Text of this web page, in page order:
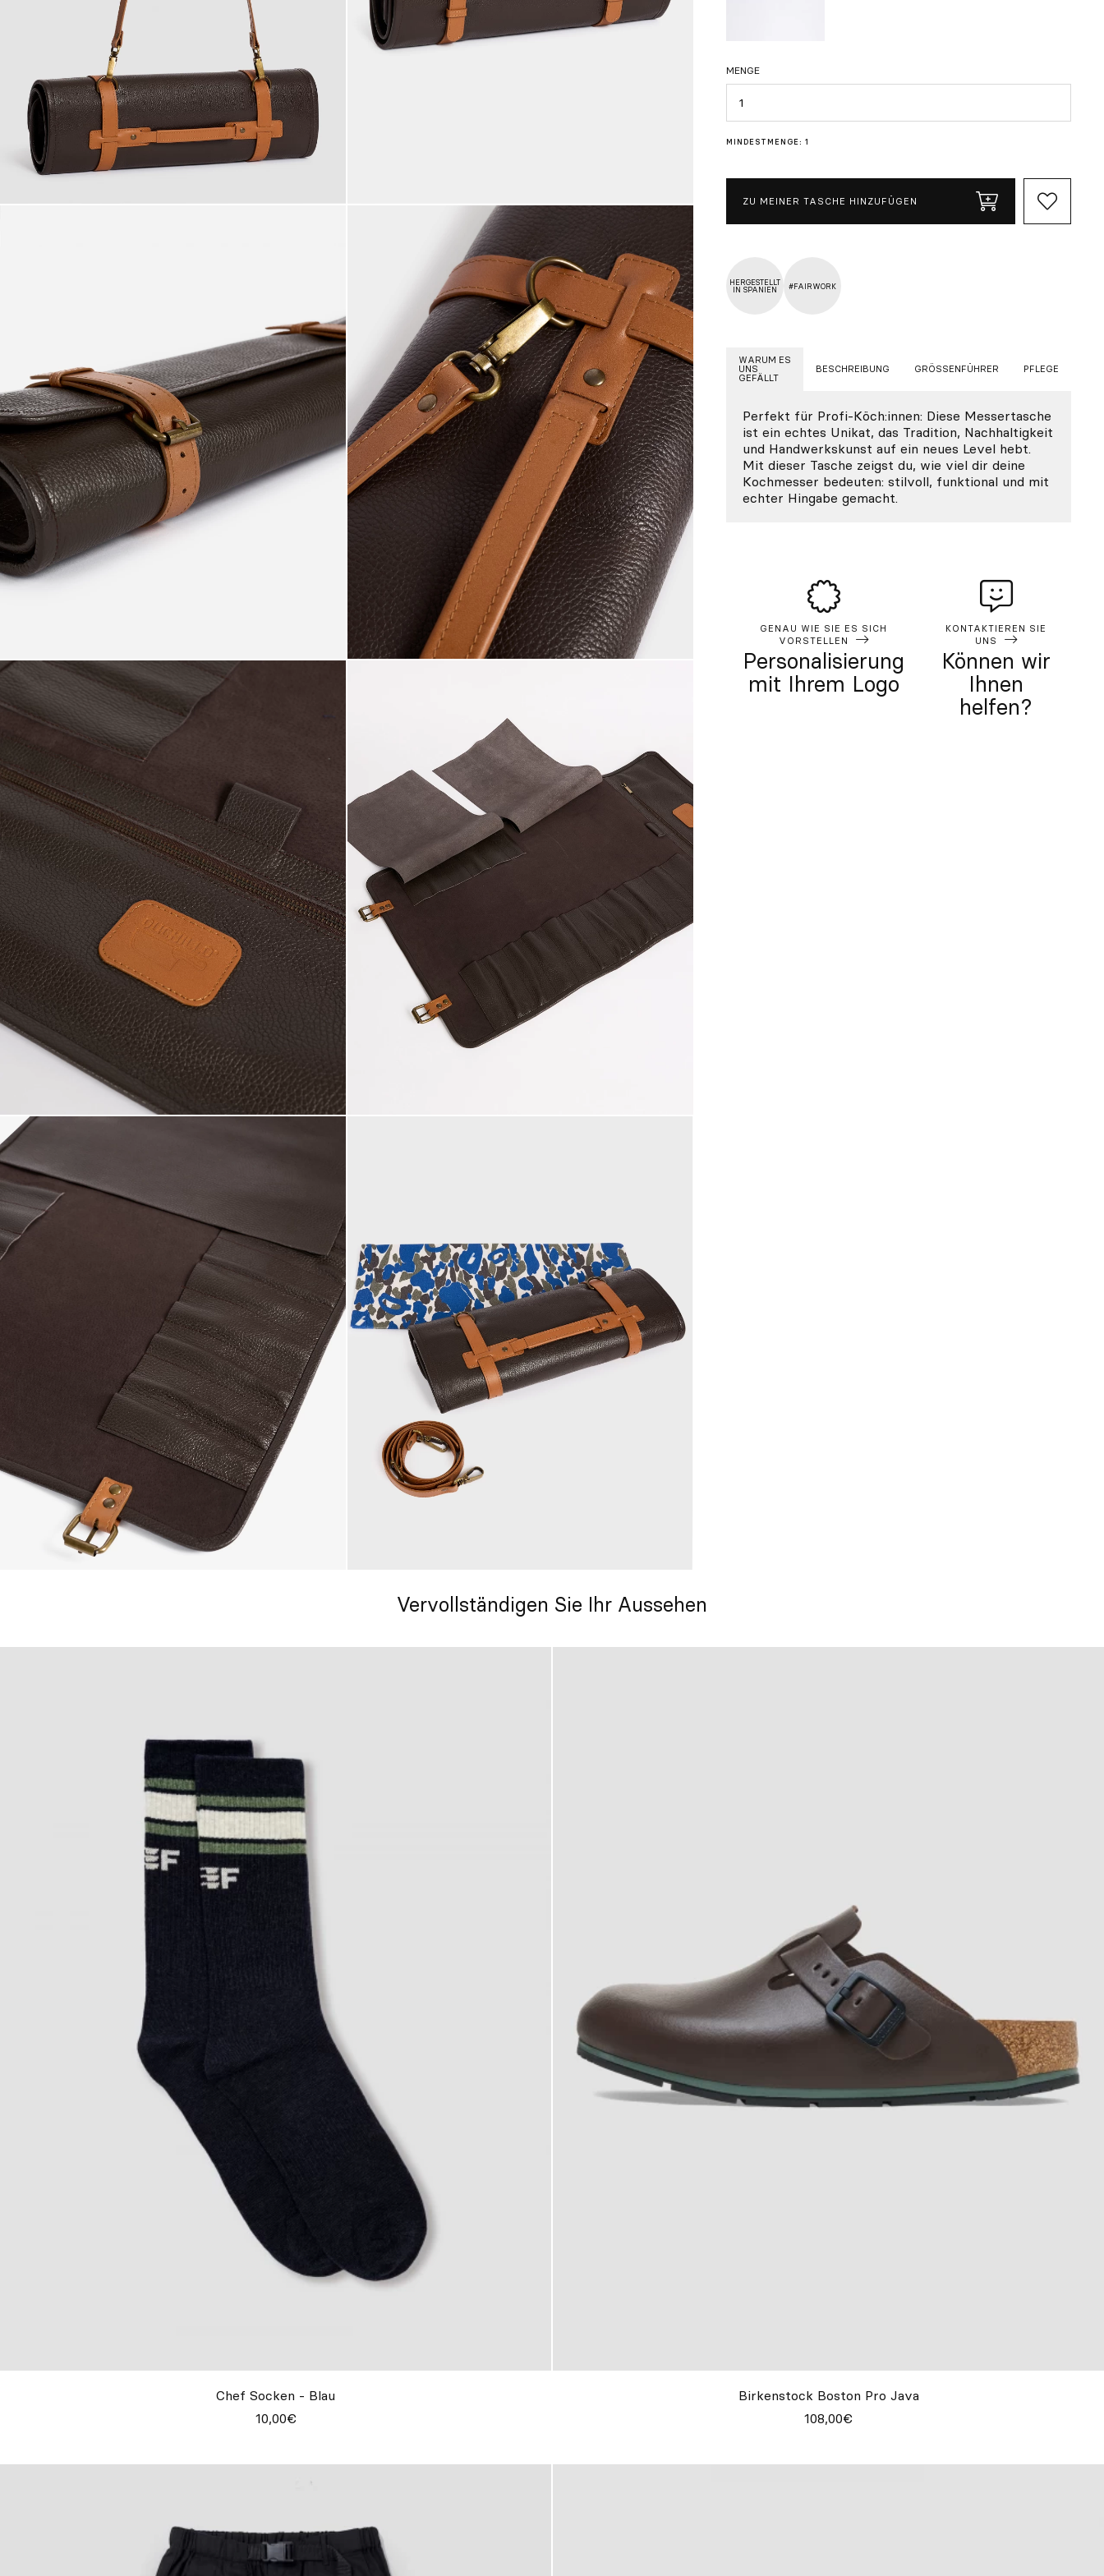
MENGE
MINDESTMENGE: 1
ZU MEINER TASCHE HINZUFÜGEN
HERGESTELLT
IN SPANIEN
#FAIRWORK
WARUM ES
UNS
GEFÄLLT
BESCHREIBUNG GRÖSSENFÜHRER PFLEGE
Perfekt für Profi-Köch:innen: Diese Messertasche
ist ein echtes Unikat, das Tradition, Nachhaltigkeit
und Handwerkskunst auf ein neues Level hebt.
Mit dieser Tasche zeigst du, wie viel dir deine
Kochmesser bedeuten: stilvoll, funktional und mit
echter Hingabe gemacht.
GENAU WIE SIE ES SICH
VORSTELLEN
Personalisierung
mit Ihrem Logo
KONTAKTIEREN SIE
UNS
Können wir
Ihnen
helfen?
Vervollständigen Sie Ihr Aussehen
Chef Socken - Blau
10,00€
Birkenstock Boston Pro Java
108,00€